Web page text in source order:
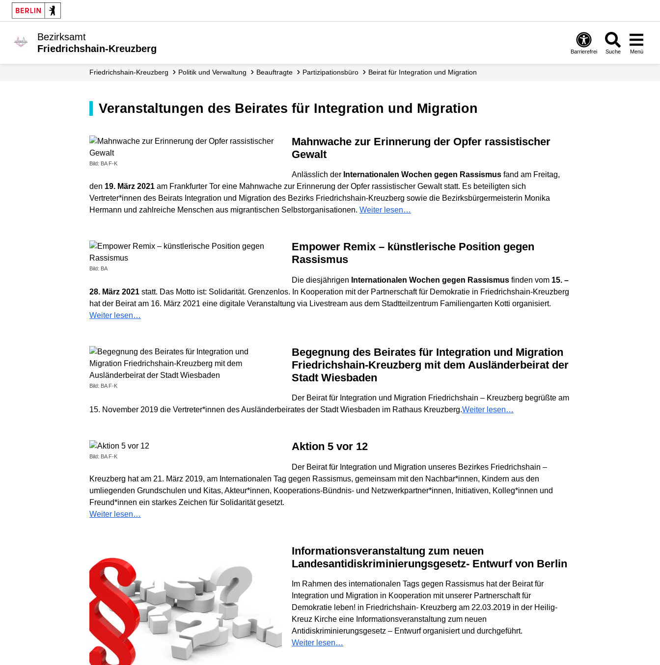
Bezirksamt
Friedrichshain-Kreuzberg
Barrierefrei Suche Menü
Friedrichshain-Kreuzberg Politik und Verwaltung Beauftragte Partizipationsbüro Beirat für Integration und Migration
Veranstaltungen des Beirates für Integration und Migration
Bild: BA F-K
Mahnwache zur Erinnerung der Opfer rassistischer
Gewalt
Anlässlich der Internationalen Wochen gegen Rassismus fand am Freitag,
den 19. März 2021 am Frankfurter Tor eine Mahnwache zur Erinnerung der Opfer rassistischer Gewalt statt. Es beteiligten sich
Vertreter*innen des Beirats Integration und Migration des Bezirks Friedrichshain-Kreuzberg sowie die Bezirksbürgermeisterin Monika
Hermann und zahlreiche Menschen aus migrantischen Selbstorganisationen. Weiter lesen…
Bild: BA
Empower Remix – künstlerische Position gegen
Rassismus
Die diesjährigen Internationalen Wochen gegen Rassismus finden vom 15. –
28. März 2021 statt. Das Motto ist: Solidarität. Grenzenlos. In Kooperation mit der Partnerschaft für Demokratie in Friedrichshain-Kreuzberg
hat der Beirat am 16. März 2021 eine digitale Veranstaltung via Livestream aus dem Stadtteilzentrum Familiengarten Kotti organisiert.
Weiter lesen…
Bild: BA F-K
Begegnung des Beirates für Integration und Migration
Friedrichshain-Kreuzberg mit dem Ausländerbeirat der
Stadt Wiesbaden
Der Beirat für Integration und Migration Friedrichshain – Kreuzberg begrüßte am
15. November 2019 die Vertreter*innen des Ausländerbeirates der Stadt Wiesbaden im Rathaus Kreuzberg.Weiter lesen…
Bild: BA F-K
Aktion 5 vor 12
Der Beirat für Integration und Migration unseres Bezirkes Friedrichshain –
Kreuzberg hat am 21. März 2019, am Internationalen Tag gegen Rassismus, gemeinsam mit den Nachbar*innen, Kindern aus den
umliegenden Grundschulen und Kitas, Akteur*innen, Kooperations-Bündnis- und Netzwerkpartner*innen, Initiativen, Kolleg*innen und
Freund*innen ein starkes Zeichen für Solidarität gesetzt.
Weiter lesen…
Informationsveranstaltung zum neuen
Landesantidiskriminierungsgesetz- Entwurf von Berlin
Im Rahmen des internationalen Tags gegen Rassismus hat der Beirat für
Integration und Migration in Kooperation mit unserer Partnerschaft für
Demokratie leben! in Friedrichshain- Kreuzberg am 22.03.2019 in der Heilig-
Kreuz Kirche eine Informationsveranstaltung zum neuen
Antidiskriminierungsgesetz – Entwurf organisiert und durchgeführt.
Weiter lesen…